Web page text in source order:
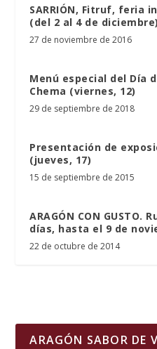
SARRIÓN, Fitruf, feria
(del 2 al 4 de diciembre)
27 de noviembre de 2016
Menú especial del Día
Chema (viernes, 12)
29 de septiembre de 2018
Presentación de
(jueves, 17)
15 de septiembre de 2015
ARAGÓN CON
días, hasta el 9 de
22 de octubre de 2014
ARAGÓN SABOR DE